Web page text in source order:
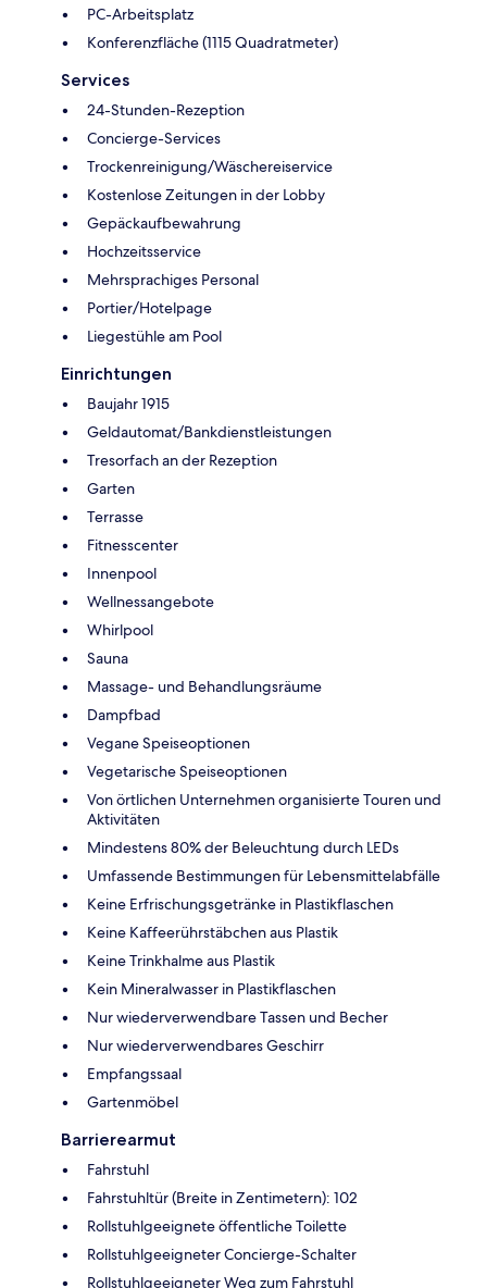
PC-Arbeitsplatz
Konferenzfläche (1115 Quadratmeter)
Services
24-Stunden-Rezeption
Concierge-Services
Trockenreinigung/Wäschereiservice
Kostenlose Zeitungen in der Lobby
Gepäckaufbewahrung
Hochzeitsservice
Mehrsprachiges Personal
Portier/Hotelpage
Liegestühle am Pool
Einrichtungen
Baujahr 1915
Geldautomat/Bankdienstleistungen
Tresorfach an der Rezeption
Garten
Terrasse
Fitnesscenter
Innenpool
Wellnessangebote
Whirlpool
Sauna
Massage- und Behandlungsräume
Dampfbad
Vegane Speiseoptionen
Vegetarische Speiseoptionen
Von örtlichen Unternehmen organisierte Touren und
Aktivitäten
Mindestens 80% der Beleuchtung durch LEDs
Umfassende Bestimmungen für Lebensmittelabfälle
Keine Erfrischungsgetränke in Plastikflaschen
Keine Kaffeerührstäbchen aus Plastik
Keine Trinkhalme aus Plastik
Kein Mineralwasser in Plastikflaschen
Nur wiederverwendbare Tassen und Becher
Nur wiederverwendbares Geschirr
Empfangssaal
Gartenmöbel
Barrierearmut
Fahrstuhl
Fahrstuhltür (Breite in Zentimetern): 102
Rollstuhlgeeignete öffentliche Toilette
Rollstuhlgeeigneter Concierge-Schalter
Rollstuhlgeeigneter Weg zum Fahrstuhl